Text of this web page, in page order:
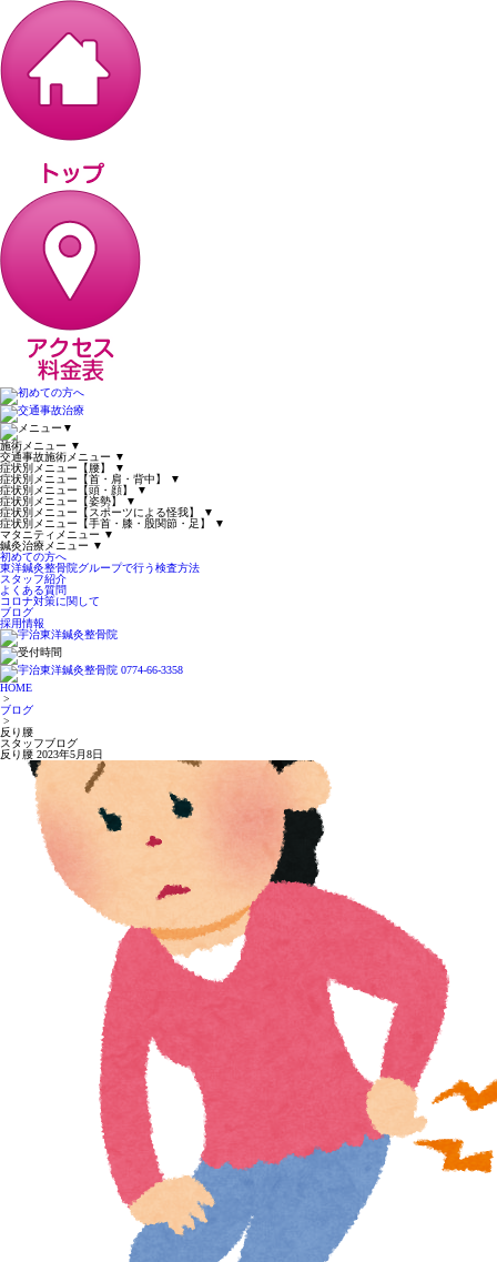
▼
施術メニュー ▼
交通事故施術メニュー ▼
症状別メニュー【腰】
▼
症状別メニュー【首・肩・背中】
▼
症状別メニュー【頭・顔】
▼
症状別メニュー【姿勢】
▼
症状別メニュー【スポーツによる怪我】
▼
症状別メニュー【手首・膝・股関節・足】
▼
マタニティメニュー ▼
鍼灸治療メニュー ▼
初めての方へ
東洋鍼灸整骨院グループで行う検査方法
スタッフ紹介
よくある質問
コロナ対策に関して
ブログ
採用情報
HOME
>
ブログ
>
反り腰
スタッフブログ
反り腰 2023年5月8日